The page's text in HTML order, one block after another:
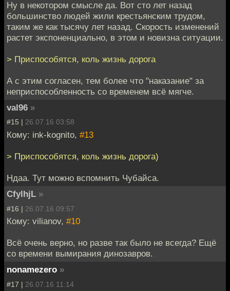
Ну в некотором смысле да. Вот сто лет назад
большинство людей жили крестьянским трудом,
таким же как тысячу лет назад. Скорость изменений
растет экспоненциально, в этом и новизна ситуации.
> Приспособятся, коль жизнь дорога
А с этим согласен, тем более что "наказание" за
неприспособленность со временем всё мягче.
val96 »
#15 | 26.07.16 03:58
Кому: ink-kognito, #13
> Приспособятся, коль жизнь дорога)
Ндаа. Тут можно вспомнить Чубайса.
CfylhjL »
#16 | 26.07.16 09:57
Кому: vilianov, #10
Всё очень верно, но разве так было не всегда? Ещё
со времени вымирания динозавров.
nonamezero »
#17 | 26.07.16 11:14